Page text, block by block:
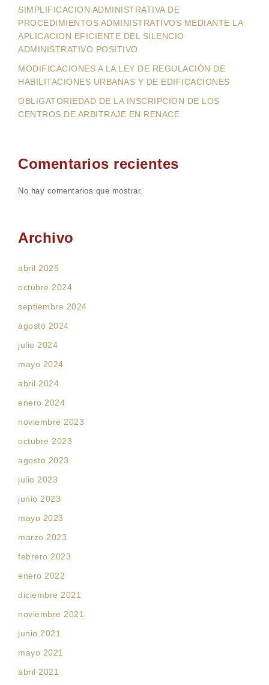
SIMPLIFICACION ADMINISTRATIVA DE
PROCEDIMIENTOS ADMINISTRATIVOS MEDIANTE LA
APLICACION EFICIENTE DEL SILENCIO
ADMINISTRATIVO POSITIVO
MODIFICACIONES A LA LEY DE REGULACIÓN DE
HABILITACIONES URBANAS Y DE EDIFICACIONES
OBLIGATORIEDAD DE LA INSCRIPCION DE LOS
CENTROS DE ARBITRAJE EN RENACE
Comentarios recientes
No hay comentarios que mostrar.
Archivo
abril 2025
octubre 2024
septiembre 2024
agosto 2024
julio 2024
mayo 2024
abril 2024
enero 2024
noviembre 2023
octubre 2023
agosto 2023
julio 2023
junio 2023
mayo 2023
marzo 2023
febrero 2023
enero 2022
diciembre 2021
noviembre 2021
junio 2021
mayo 2021
abril 2021